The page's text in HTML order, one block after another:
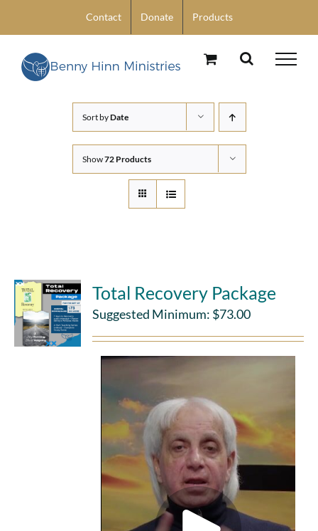
content
Contact Donate Products
Sort byDate
Show72 Products
Total Recovery Package
Suggested Minimum: $73.00